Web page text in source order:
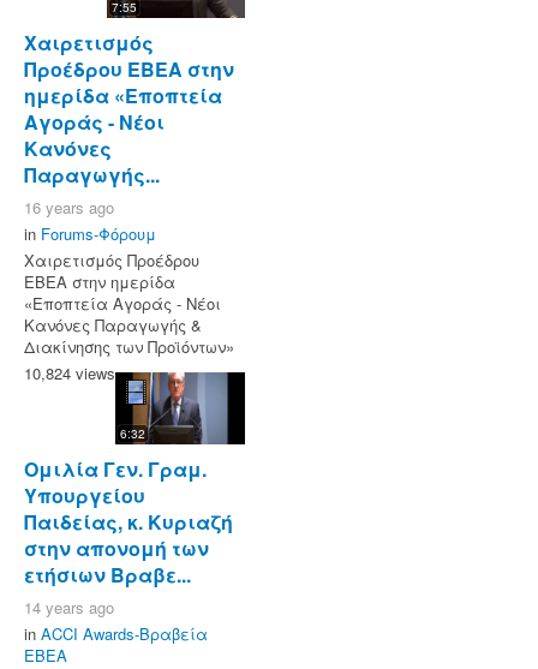
7:55
Χαιρετισμός
Προέδρου ΕΒΕΑ στην
ημερίδα «Εποπτεία
Αγοράς - Νέοι
Κανόνες
Παραγωγής...
16 years ago
in Forums-Φόρουμ
Χαιρετισμός Προέδρου
ΕΒΕΑ στην ημερίδα
«Εποπτεία Αγοράς - Νέοι
Κανόνες Παραγωγής &
Διακίνησης των Προϊόντων»
10,824 views
6:32
Ομιλία Γεν. Γραμ.
Υπουργείου
Παιδείας, κ. Κυριαζή
στην απονομή των
ετήσιων Βραβε...
14 years ago
in ACCI Awards-Βραβεία
ΕΒΕΑ